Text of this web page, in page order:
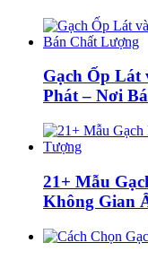
Gạch Ốp Lát
Phát – Nơi
21+ Mẫu
Không Gian